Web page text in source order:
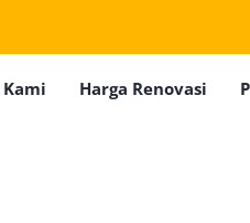
Harga Renovasi